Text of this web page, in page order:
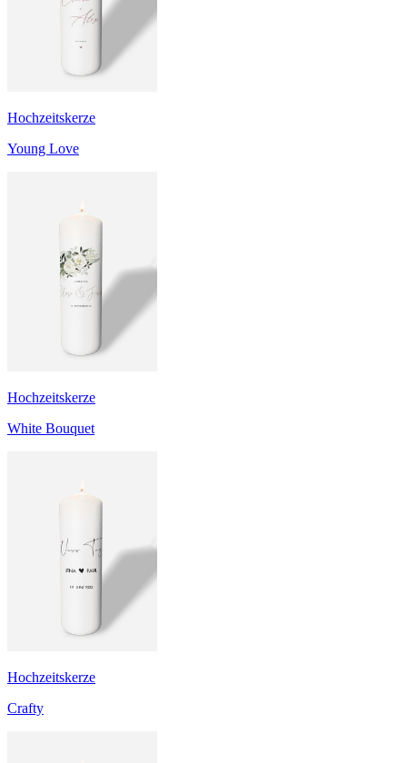
Hochzeitskerze
Young Love
Hochzeitskerze
White Bouquet
Hochzeitskerze
Crafty